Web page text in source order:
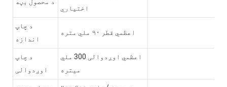
اختیاري
د چاپ
اندازه
اعظمي قطر ۹۰ ملي متره
د چاپ
اوږدوالی
اعظمي اوږدوالی 300 ملي
میتره